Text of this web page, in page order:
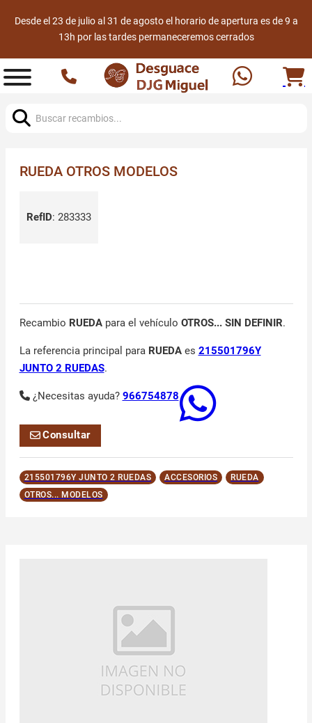
Desde el 23 de julio al 31 de agosto el horario de apertura es de 9 a
13h por las tardes permaneceremos cerrados
RUEDA OTROS MODELOS
RefID: 283333
Recambio RUEDApara el vehículo OTROS... SIN DEFINIR.
La referencia principal para RUEDAes 215501796Y
JUNTO 2 RUEDAS.
¿Necesitas ayuda? 966754878
Consultar
215501796Y JUNTO 2 RUEDAS ACCESORIOS
RUEDA
OTROS... MODELOS